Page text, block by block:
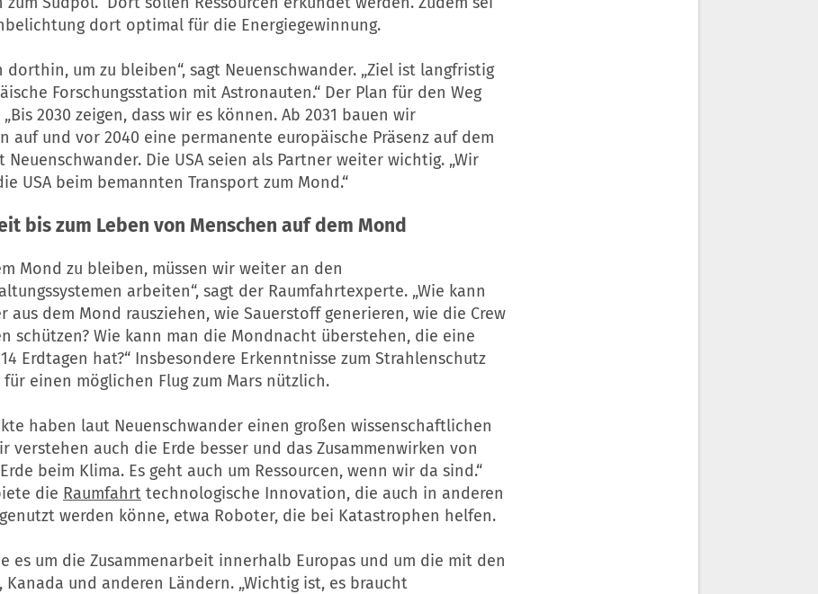
dort optimal für die Energiegewinnung.
dorthin, um zu bleiben“, sagt Neuenschwander. „Ziel ist langfristig
Forschungsstation mit Astronauten.“ Der Plan für den Weg
2030 zeigen, dass wir es können. Ab 2031 bauen wir
auf und vor 2040 eine permanente europäische Präsenz auf dem
Neuenschwander. Die USA seien als Partner weiter wichtig. „Wir
USA beim bemannten Transport zum Mond.“
bis zum Leben von Menschen auf dem Mond
Mond zu bleiben, müssen wir weiter an den
arbeiten“, sagt der Raumfahrtexperte. „Wie kann
aus dem Mond rausziehen, wie Sauerstoff generieren, wie die Crew
schützen? Wie kann man die Mondnacht überstehen, die eine
Erdtagen hat?“ Insbesondere Erkenntnisse zum Strahlenschutz
einen möglichen Flug zum Mars nützlich.
haben laut Neuenschwander einen großen wissenschaftlichen
verstehen auch die Erde besser und das Zusammenwirken von
beim Klima. Es geht auch um Ressourcen, wenn wir da sind.“
die Raumfahrt technologische Innovation, die auch in anderen
werden könne, etwa Roboter, die bei Katastrophen helfen.
es um die Zusammenarbeit innerhalb Europas und um die mit den
Kanada und anderen Ländern. „Wichtig ist, es braucht